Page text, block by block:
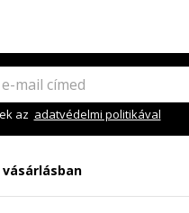
az adatvédelmi politikával